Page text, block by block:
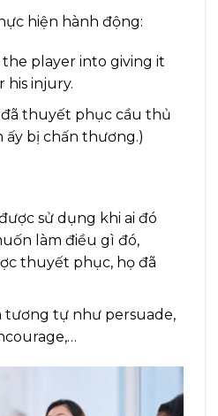
hiện hành động:
player into giving it
his injury.
thuyết phục cầu thủ
ấy bị chấn thương.)
sử dụng khi ai đó
làm điều gì đó,
thuyết phục, họ đã
tương tự như persuade,